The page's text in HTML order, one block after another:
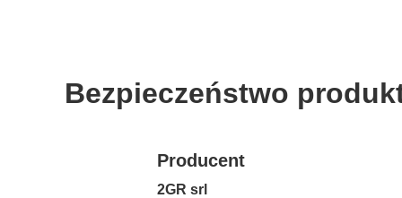
Bezpieczeństwo
Producent
2GR srl